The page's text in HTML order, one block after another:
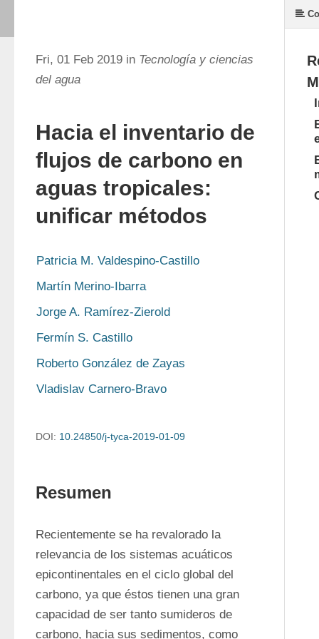
Fri, 01 Feb 2019 in Tecnología y ciencias
del agua
Hacia el inventario de
flujos de carbono en
aguas tropicales:
unificar métodos
Patricia M. Valdespino-Castillo
Martín Merino-Ibarra
Jorge A. Ramírez-Zierold
Fermín S. Castillo
Roberto González de Zayas
Vladislav Carnero-Bravo
DOI: 10.24850/j-tyca-2019-01-09
Resumen
Recientemente se ha revalorado la
relevancia de los sistemas acuáticos
epicontinentales en el ciclo global del
carbono, ya que éstos tienen una gran
capacidad de ser tanto sumideros de
carbono, hacia sus sedimentos, como